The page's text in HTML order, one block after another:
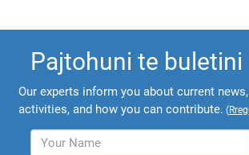
Pajtohuni te buletini
Our experts inform you about current
activities, and how you can contribute. (